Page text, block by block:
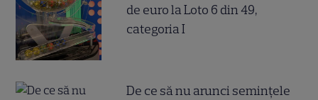
de euro la Loto 6 din 49,
categoria I
De ce să nu arunci semințele